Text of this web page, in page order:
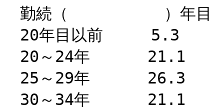
勤続（ ）年目
20年目以前 5.3
20～24年 21.1
25～29年 26.3
30～34年 21.1